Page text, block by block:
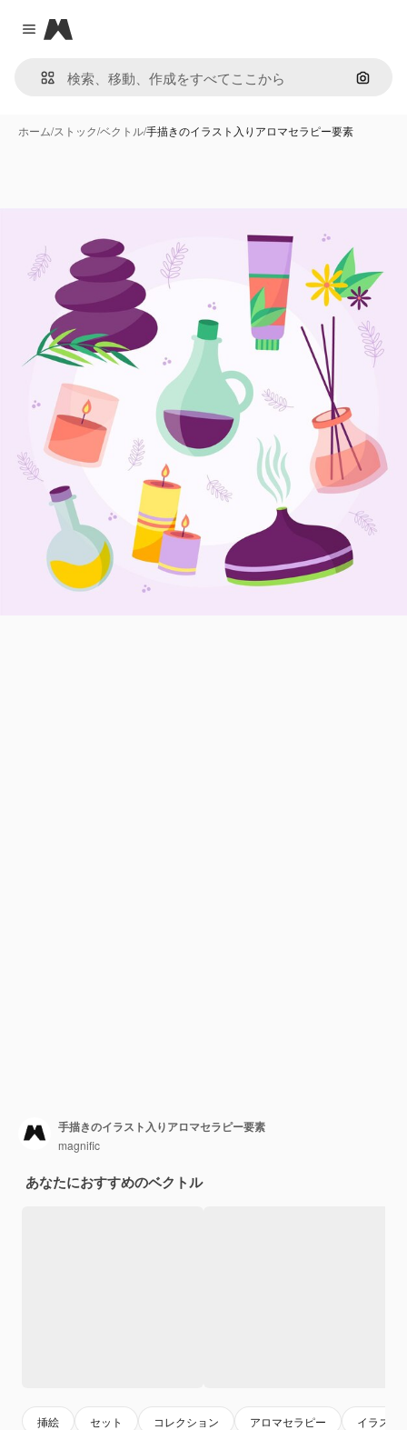
Close menu
Magnific
画像で
ホーム/ストック/ベクトル/手描きのイラスト入りアロマセラピー要素
手描きのイラスト入りアロマセラピー要素
magnific
あなたにおすすめのベクトル
挿絵 セット コレクション アロマセラピー イラスト